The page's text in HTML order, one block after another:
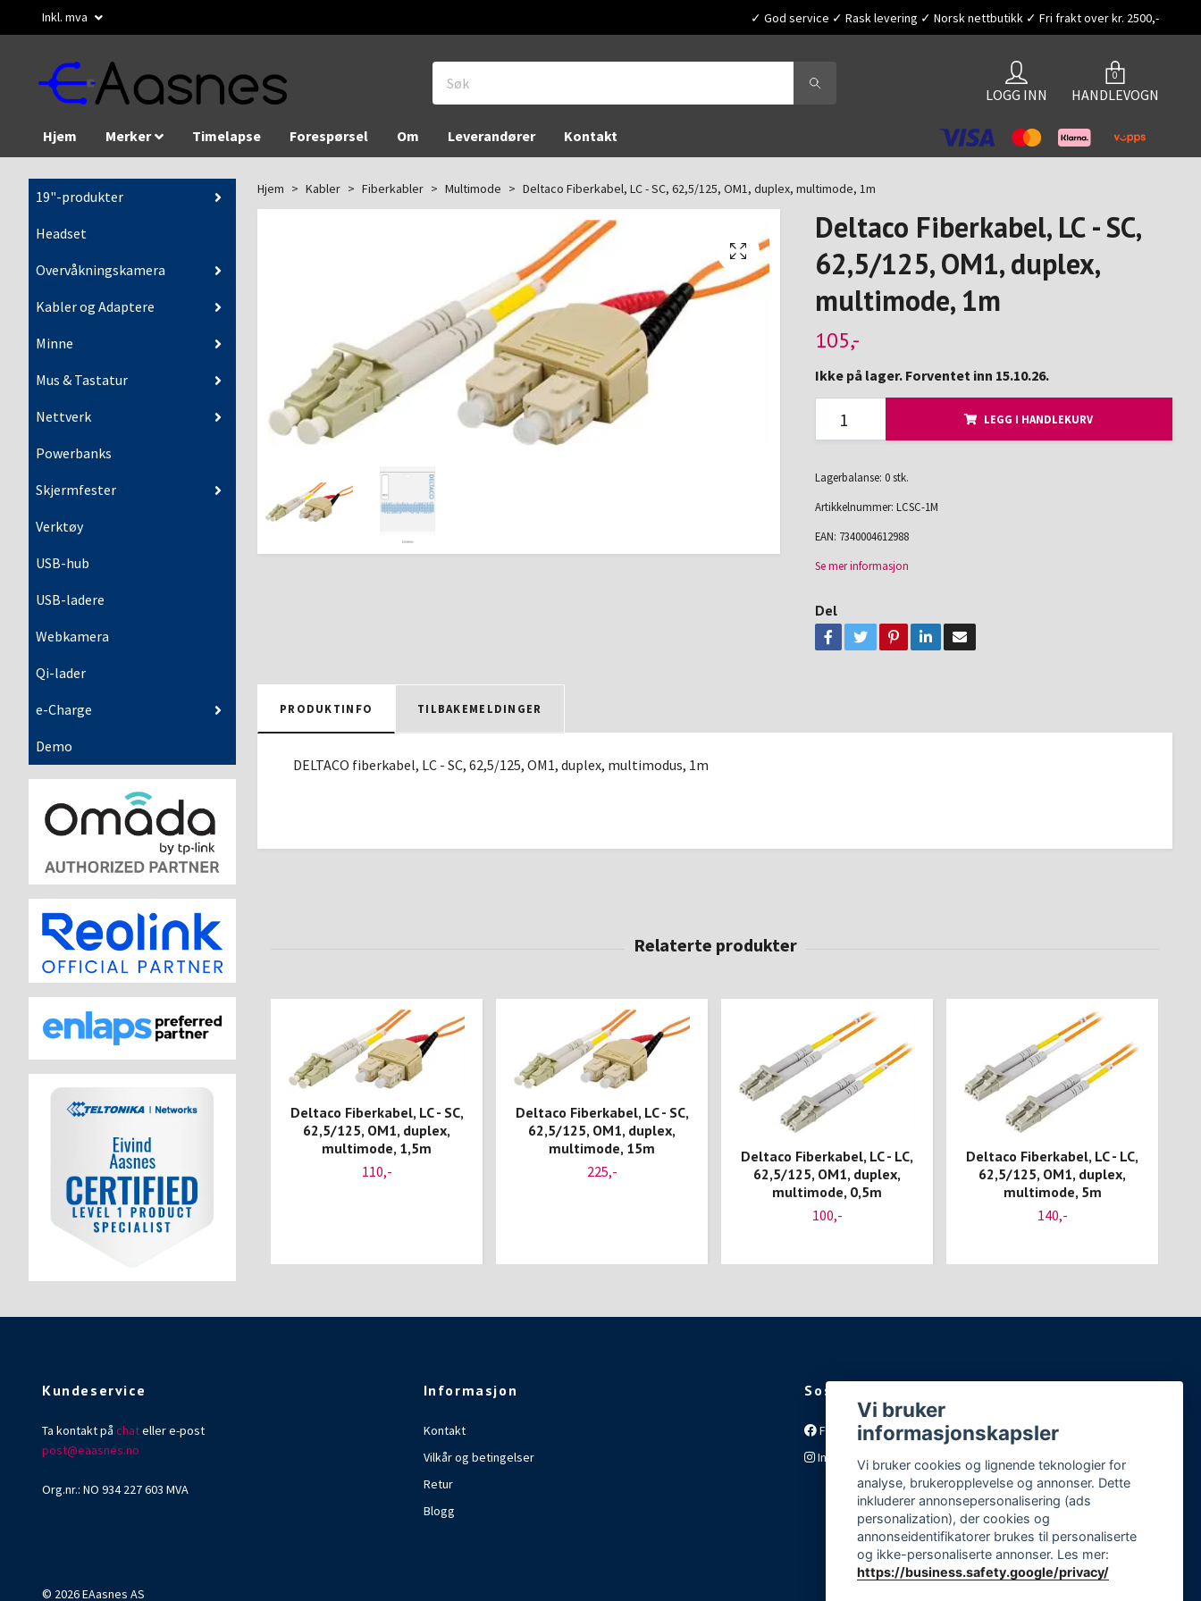
Inkl. mva ✓ God service ✓ Rask levering ✓ Norsk nettbutikk ✓ Fri frakt over kr. 2500,-
LOGG INN
0
HANDLEVOGN
Hjem Merker Timelapse Forespørsel Om Leverandører Kontakt
19"-produkter
Headset
Overvåkningskamera
Kabler og Adaptere
Minne
Mus & Tastatur
Nettverk
Powerbanks
Skjermfester
Verktøy
USB-hub
USB-ladere
Webkamera
Qi-lader
e-Charge
Demo
Hjem Kabler Fiberkabler Multimode Deltaco Fiberkabel, LC - SC, 62,5/125, OM1, duplex, multimode, 1m
Deltaco Fiberkabel, LC - SC,
62,5/125, OM1, duplex,
multimode, 1m
105,-
Ikke på lager. Forventet inn 15.10.26.
LEGG I HANDLEKURV
Lagerbalanse: 0 stk.
Artikkelnummer: LCSC-1M
EAN: 7340004612988
Se mer informasjon
Del
PRODUKTINFO TILBAKEMELDINGER
DELTACO fiberkabel, LC - SC, 62,5/125, OM1, duplex, multimodus, 1m
Deltaco Fiberkabel, LC - SC,
62,5/125, OM1, duplex,
multimode, 1,5m
110,-
Deltaco Fiberkabel, LC - SC,
62,5/125, OM1, duplex,
multimode, 15m
225,-
Deltaco Fiberkabel, LC - LC,
62,5/125, OM1, duplex,
multimode, 0,5m
100,-
Deltaco Fiberkabel, LC - LC,
62,5/125, OM1, duplex,
multimode, 5m
140,-
Kundeservice
Ta kontakt på chateller e-post
post@eaasnes.no
Org.nr.: NO 934 227 603 MVA
Informasjon
Kontakt
Vilkår og betingelser
Retur
Blogg
Sosiale medier
Facebook
Instagram
© 2026 EAasnes AS
Vi bruker
informasjonskapsler
Vi bruker cookies og lignende teknologier for
analyse, brukeropplevelse og annonser. Dette
inkluderer annonsepersonalisering (ads
personalization), der cookies og
annonseidentifikatorer brukes til personaliserte
og ikke-personaliserte annonser. Les mer:
https://business.safety.google/privacy/